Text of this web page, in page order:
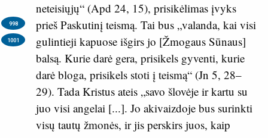
neteisiųjų“ (Apd 24, 15), prisikėlimas įvyks
prieš Paskutinį teismą.
998
1001
Tai bus „valanda, kai visi
gulintieji kapuose išgirs jo [Žmogaus Sūnaus]
balsą. Kurie darė gera, prisikels gyventi, kurie
darė bloga, prisikels stoti į teismą“ (Jn 5, 28–
29). Tada Kristus ateis „savo šlovėje ir kartu su
juo visi angelai [...]. Jo akivaizdoje bus surinkti
visų tautų žmonės, ir jis perskirs juos, kaip